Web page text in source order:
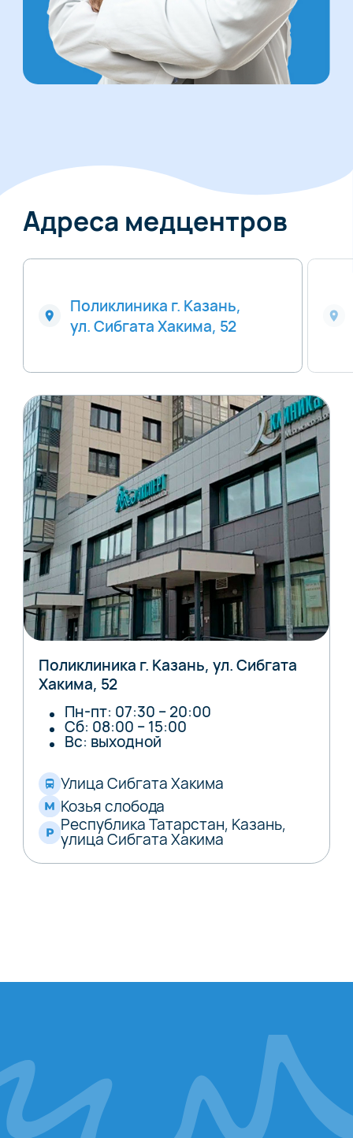
Адреса медцентров
Поликлиника г. Казань,
ул. Сибгата Хакима, 52
Поликлиника г. Казань, ул. Сибгата
Хакима, 52
Пн-пт: 07:30 – 20:00
Сб: 08:00 – 15:00
Вс: выходной
Улица Сибгата Хакима
Козья слобода
Республика Татарстан, Казань,
улица Сибгата Хакима